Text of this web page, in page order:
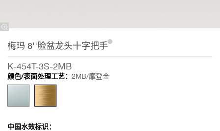
字把
梅玛 8''脸盆龙头十字把手
K-454T-3S-2MB
颜色/表面处理工艺： 2MB/摩登金
中国水效标识：